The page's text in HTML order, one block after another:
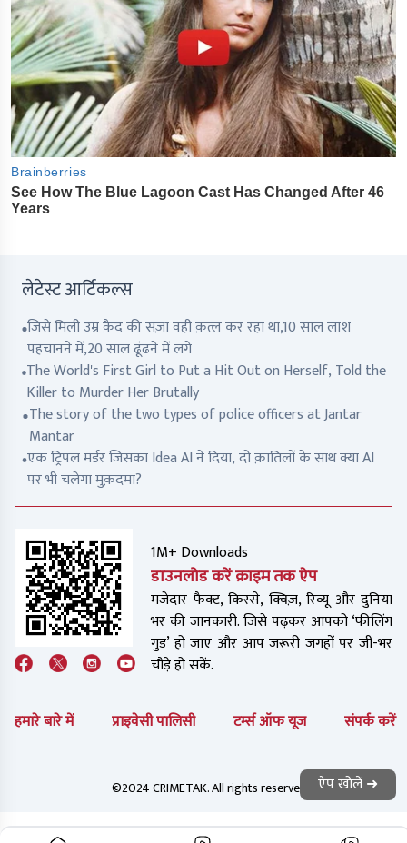
लेटेस्ट आर्टिकल्स
जिसे मिली उम्र क़ैद की सज़ा वही क़त्ल कर रहा था,10 साल लाश
पहचानने में,20 साल ढूंढने में लगे
The World's First Girl to Put a Hit Out on Herself, Told the
Killer to Murder Her Brutally
The story of the two types of police officers at Jantar
Mantar
एक ट्रिपल मर्डर जिसका Idea AI ने दिया, दो क़ातिलों के साथ क्या AI
पर भी चलेगा मुक़दमा?
1M+ Downloads
डाउनलोड करें क्राइम तक ऐप
मजेदार फैक्ट, किस्से, क्विज़, रिव्यू और दुनिया
भर की जानकारी. जिसे पढ़कर आपको ‘फीलिंग
गुड’ हो जाए और आप जरूरी जगहों पर जी-भर
चौड़े हो सकें.
हमारे बारे में प्राइवेसी पालिसी टर्म्स ऑफ यूज संपर्क करें
©2024 CRIMETAK. All rights reserved. ऐप खोलें ➜